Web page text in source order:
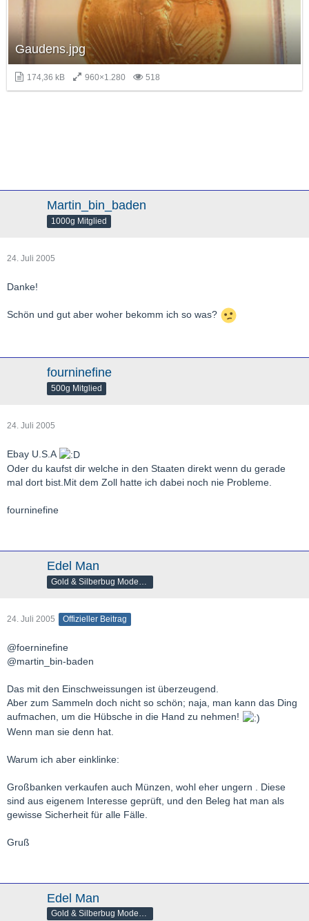
Gaudens.jpg
174,36 kB 960×1.280 518
Martin_bin_baden
1000g Mitglied
24. Juli 2005
Danke!
Schön und gut aber woher bekomm ich so was?
fourninefine
500g Mitglied
24. Juli 2005
Ebay U.S.A
Oder du kaufst dir welche in den Staaten direkt wenn du gerade
mal dort bist.Mit dem Zoll hatte ich dabei noch nie Probleme.
fourninefine
Edel Man
Gold & Silberbug Moderator
24. Juli 2005 Offizieller Beitrag
@foerninefine
@martin_bin-baden
Das mit den Einschweissungen ist überzeugend.
Aber zum Sammeln doch nicht so schön; naja, man kann das Ding
aufmachen, um die Hübsche in die Hand zu nehmen!
Wenn man sie denn hat.
Warum ich aber einklinke:
Großbanken verkaufen auch Münzen, wohl eher ungern . Diese
sind aus eigenem Interesse geprüft, und den Beleg hat man als
gewisse Sicherheit für alle Fälle.
Gruß
Edel Man
Gold & Silberbug Moderator